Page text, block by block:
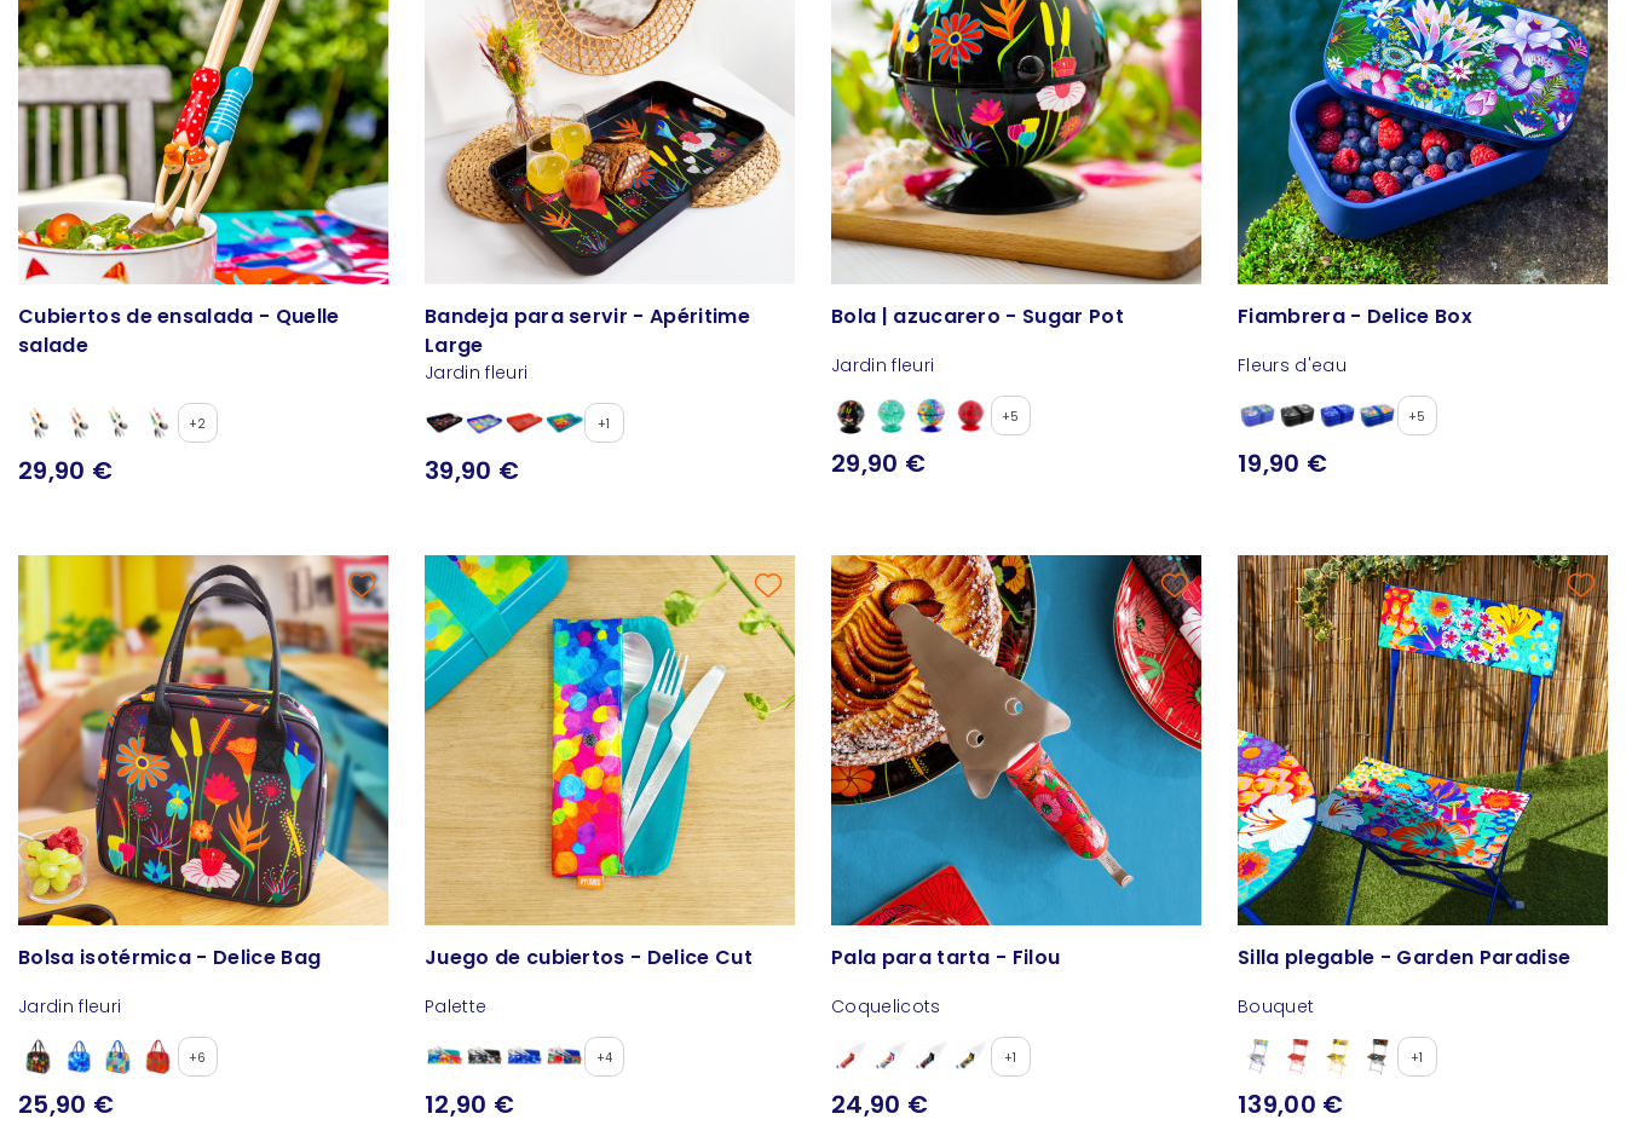
Cubiertos de ensalada - Quelle
salade
+2
29,90 €
Bandeja para servir - Apéritime
Large
Jardin fleuri
+1
39,90 €
Bola | azucarero - Sugar Pot
Jardin fleuri
+5
29,90 €
Fiambrera - Delice Box
Fleurs d'eau
+5
19,90 €
Bolsa isotérmica - Delice Bag
Jardin fleuri
+6
25,90 €
Juego de cubiertos - Delice Cut
Palette
+4
12,90 €
Pala para tarta - Filou
Coquelicots
+1
24,90 €
Silla plegable - Garden Paradise
Bouquet
+1
139,00 €